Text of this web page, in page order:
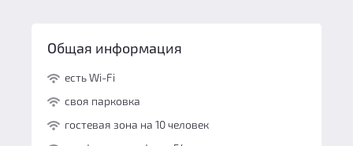
Общая информация
есть Wi-Fi
своя парковка
гостевая зона на 10 человек